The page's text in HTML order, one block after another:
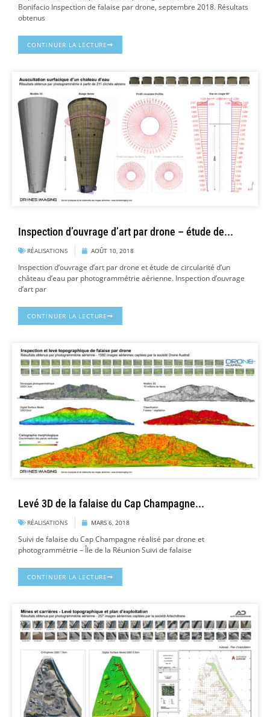
Bonifacio Inspection de falaise par drone, septembre 2018. Résultats
obtenus
CONTINUER LA LECTURE
Inspection d’ouvrage d’art par drone – étude de...
RÉALISATIONS AOÛT 10, 2018
Inspection d’ouvrage d’art par drone et étude de circularité d’un
château d’eau par photogrammétrie aérienne. Inspection d’ouvrage
d’art par
CONTINUER LA LECTURE
Levé 3D de la falaise du Cap Champagne...
RÉALISATIONS MARS 6, 2018
Suivi de falaise du Cap Champagne réalisé par drone et
photogrammétrie – Île de la Réunion Suivi de falaise
CONTINUER LA LECTURE